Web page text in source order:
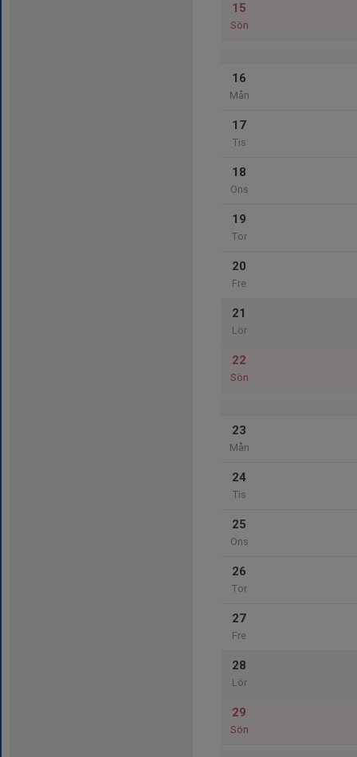
15
Sön
16
Mån
17
Tis
18
Ons
19
Tor
20
Fre
21
Lör
22
Sön
23
Mån
24
Tis
25
Ons
26
Tor
27
Fre
28
Lör
29
Sön